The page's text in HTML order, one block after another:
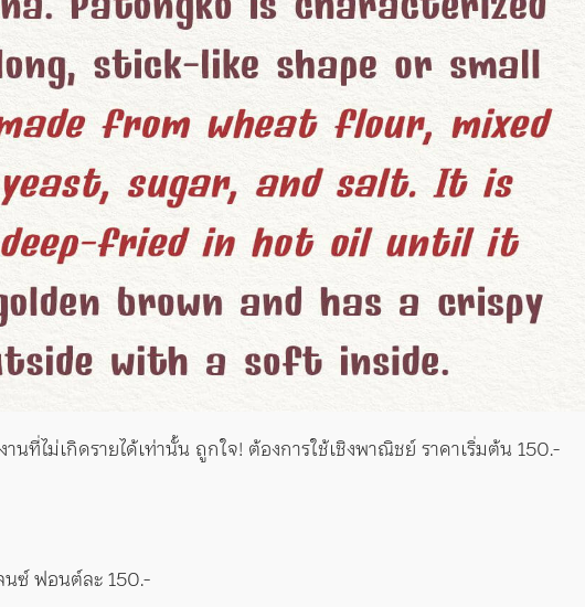
นที่ไม่เกิดรายได้เท่านั้น ถูกใจ! ต้องการใช้เชิงพาณิชย์ ราคาเริ่มต้น 150.-
ซ์ ฟอนต์ละ 150.-